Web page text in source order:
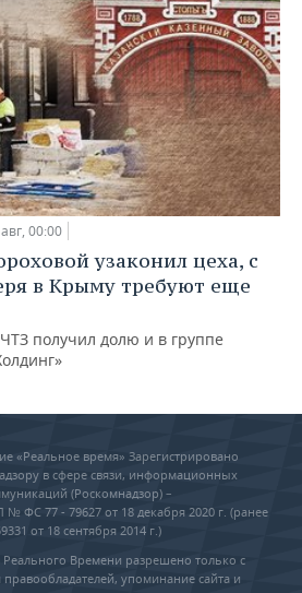
00:00
узаконил цеха, с
в Крыму требуют еще
получил долю и в группе
«Реальное время» Зарегистрировано
в сфере связи, информационных
(Роскомнадзор) –
ФС 77 - 79627 от 18 декабря 2020 г. (ранее
от 18 сентября 2014 г.)
Времени разрешено только с
правообладателей, упоминание сайта и